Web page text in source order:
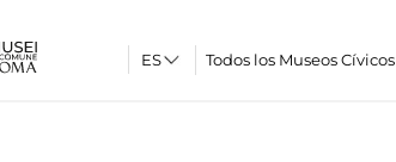
Todos los Museos Cívicos